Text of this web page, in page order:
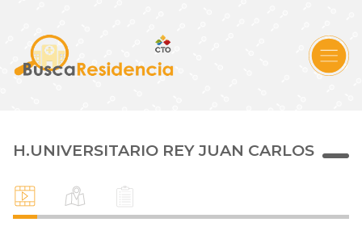
H.UNIVERSITARIO REY JUAN CARLOS